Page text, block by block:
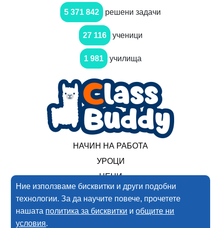
Ние използваме бисквитки и други подобни
технологии. За да научите повече, прочетете
нашата политика за бисквитки иобщите ни
условия.
5 371 842 решени задачи
27 116 ученици
1 981 училища
НАЧИН НА РАБОТА
УРОЦИ
ЦЕНИ
2017-2025 Нимеро ООД. Всички права запазени